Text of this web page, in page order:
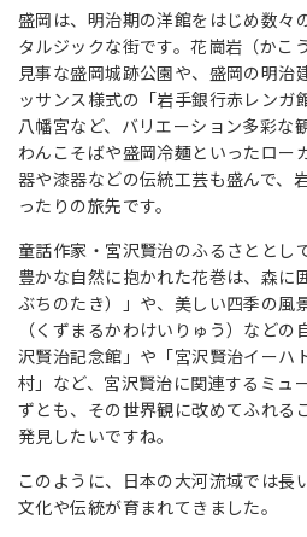
盛岡は、明治期の洋館をはじめ数々
タルジックな街です。花崗岩（かこ
見事な盛岡城跡公園や、盛岡の明治
ッサンス様式の「岩手銀行赤レンガ
八幡宮など、バリエーション多彩な
わんこそばや盛岡冷麺といったロー
器や漆器などの伝統工芸も盛んで、
ったりの旅先です。
童話作家・宮沢賢治のふるさととし
豊かな自然に抱かれた花巻は、森に
ぶちのたき）」や、美しい四季の風
（くずまるかわけいりゅう）など
沢賢治記念館」や「宮沢賢治イーハ
村」など、宮沢賢治に関連するミュ
ずとも、その世界観に改めてふれる
発見したいですね。
このように、日本の大河流域では長
文化や伝統が育まれてきました。